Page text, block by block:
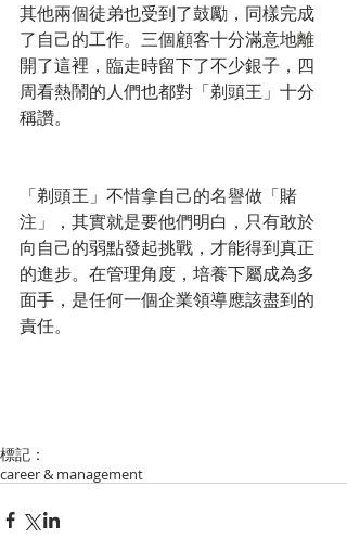
其他兩個徒弟也受到了鼓勵，同樣完成
了自己的工作。三個顧客十分滿意地離
開了這裡，臨走時留下了不少銀子，四
周看熱鬧的人們也都對「剃頭王」十分
稱讚。
「剃頭王」不惜拿自己的名譽做「賭
注」，其實就是要他們明白，只有敢於
向自己的弱點發起挑戰，才能得到真正
的進步。在管理角度，培養下屬成為多
面手，是任何一個企業領導應該盡到的
責任。
標記：
career & management